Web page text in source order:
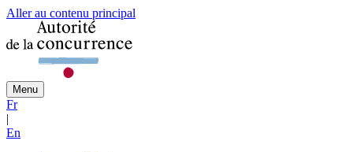
Aller au contenu principal
Menu
Fr
|
En